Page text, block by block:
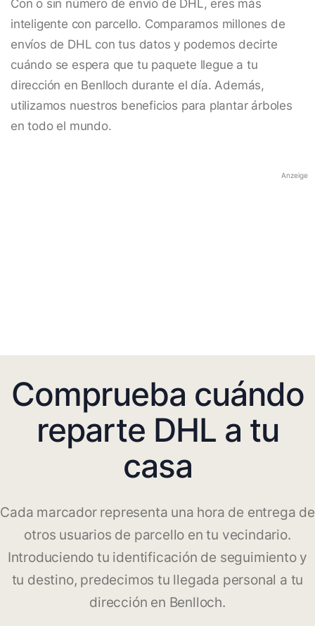
Con o sin número de envío de DHL, eres más
inteligente con parcello. Comparamos millones de
envíos de DHL con tus datos y podemos decirte
cuándo se espera que tu paquete llegue a tu
dirección en Benlloch durante el día. Además,
utilizamos nuestros beneficios para plantar árboles
en todo el mundo.
Anzeige
Comprueba cuándo
reparte DHL a tu
casa
Cada marcador representa una hora de entrega de
otros usuarios de parcello en tu vecindario.
Introduciendo tu identificación de seguimiento y
tu destino, predecimos tu llegada personal a tu
dirección en Benlloch.